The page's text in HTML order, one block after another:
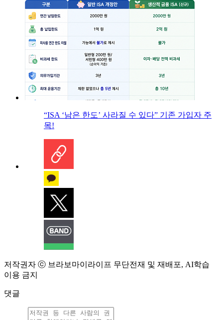
“ISA ‘남은 한도’ 사라질 수 있다” 기존 가입자 주
목!
저작권자 ⓒ 브라보마이라이프 무단전재 및 재배포, AI학습
이용 금지
댓글